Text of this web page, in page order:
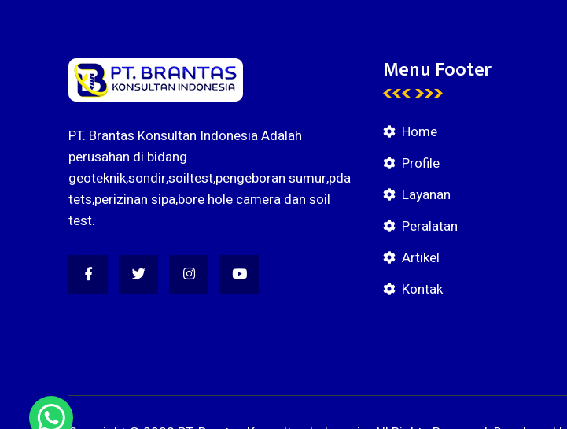
PT. Brantas Konsultan Indonesia Adalah
perusahan di bidang
geoteknik,sondir,soiltest,pengeboran sumur,pda
tets,perizinan sipa,bore hole camera dan soil
test.
Menu Footer
Home
Profile
Layanan
Peralatan
Artikel
Kontak